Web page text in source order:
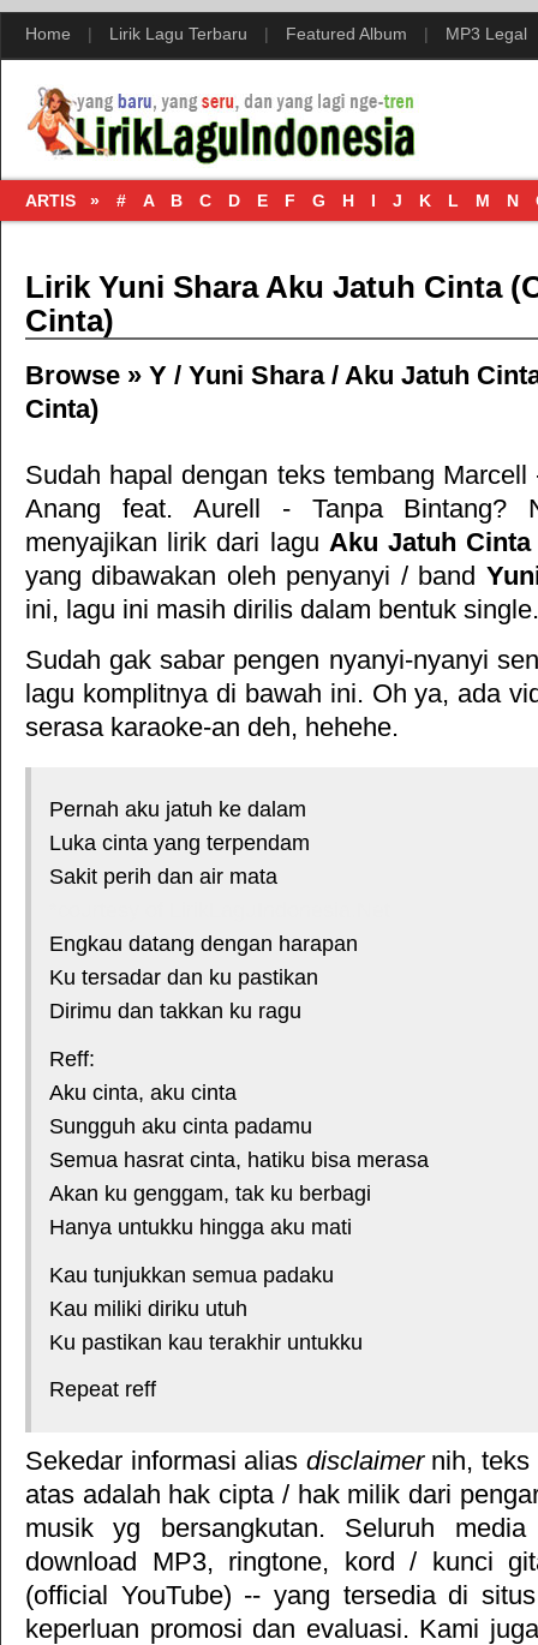
Home | Lirik Lagu Terbaru | Featured Album | MP3 Legal
ARTIS » # A B C D E F G H I J K L M N
Lirik Yuni Shara Aku Jatuh Cinta
Cinta)
Browse » Y / Yuni Shara/ Aku Jatuh
Cinta)
Sudah hapal dengan teks tembang Marcell
Anang feat. Aurell - Tanpa Bintang?
menyajikan lirik dari lagu Aku Jatuh
yang dibawakan oleh penyanyi / band
ini, lagu ini masih dirilis dalam bentuk single.
Sudah gak sabar pengen nyanyi-nyanyi
lagu komplitnya di bawah ini. Oh ya, ada
serasa karaoke-an deh, hehehe.
Pernah aku jatuh ke dalam
Luka cinta yang terpendam
Sakit perih dan air mata
Engkau datang dengan harapan
Ku tersadar dan ku pastikan
Dirimu dan takkan ku ragu
Reff:
Aku cinta, aku cinta
Sungguh aku cinta padamu
Semua hasrat cinta, hatiku bisa merasa
Akan ku genggam, tak ku berbagi
Hanya untukku hingga aku mati
Kau tunjukkan semua padaku
Kau miliki diriku utuh
Ku pastikan kau terakhir untukku
Repeat reff
Sekedar informasi alias disclaimernih, teks
atas adalah hak cipta / hak milik dari
musik yg bersangkutan. Seluruh
download MP3, ringtone, kord / kunci
(official YouTube) -- yang tersedia di
keperluan promosi dan evaluasi. Kami